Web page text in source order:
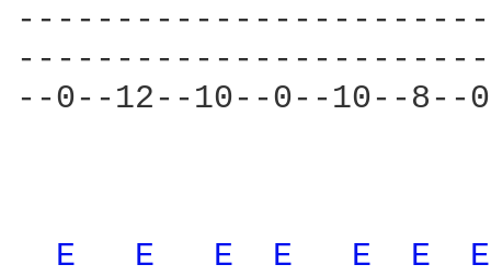
--0--12--10--0--10--
E
E E E E E